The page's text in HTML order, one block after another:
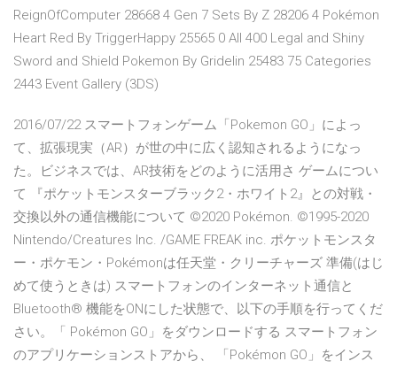
ReignOfComputer 28668 4 Gen 7 Sets By Z 28206 4 Pokémon
Heart Red By TriggerHappy 25565 0 All 400 Legal and Shiny
Sword and Shield Pokemon By Gridelin 25483 75 Categories
2443 Event Gallery (3DS)
2016/07/22 スマートフォンゲーム「Pokemon GO」によっ
て、拡張現実（AR）が世の中に広く認知されるようになっ
た。ビジネスでは、AR技術をどのように活用さ ゲームについ
て 『ポケットモンスターブラック2・ホワイト2』との対戦・
交換以外の通信機能について ©2020 Pokémon. ©1995-2020
Nintendo/Creatures Inc. /GAME FREAK inc. ポケットモンスタ
ー・ポケモン・Pokémonは任天堂・クリーチャーズ 準備(はじ
めて使うときは) スマートフォンのインターネット通信と
Bluetooth® 機能をONにした状態で、以下の手順を行ってくだ
さい。「 Pokémon GO」をダウンロードする スマートフォン
のアプリケーションストアから、 「Pokémon GO」をインス